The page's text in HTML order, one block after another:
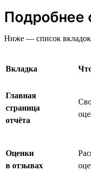
Подробнее
Ниже — список
Вкладка
Главная
страница
отчёта
Оценки
в отзывах